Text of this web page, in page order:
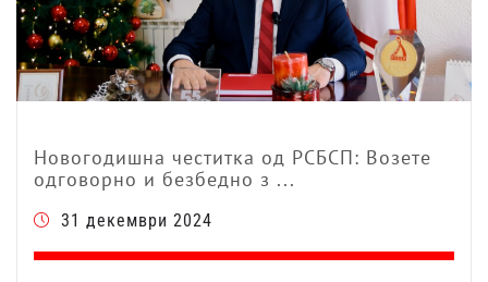
Новогодишна честитка од РСБСП: Возете
одговорно и безбедно з ...
31 декември 2024